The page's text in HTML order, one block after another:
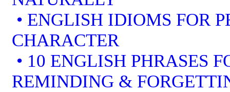
• ENGLISH IDIOMS FOR
CHARACTER
• 10 ENGLISH PHRASES
REMINDING &